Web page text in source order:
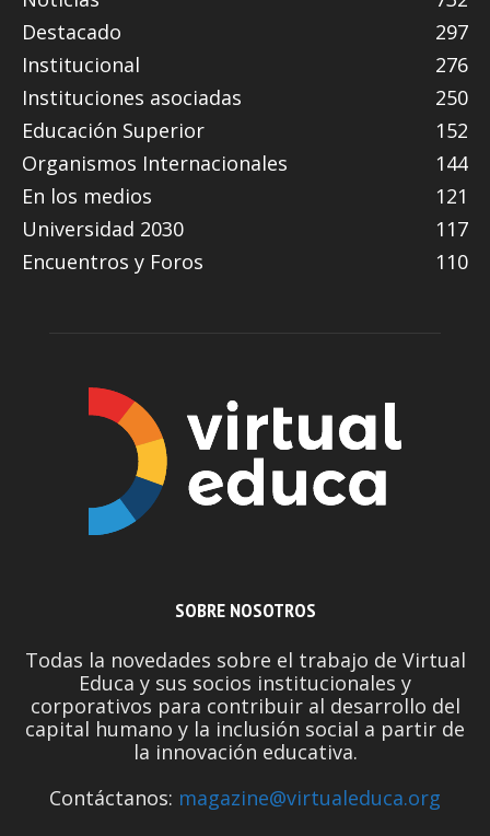
Destacado
297
Institucional
276
Instituciones asociadas
250
Educación Superior
152
Organismos Internacionales
144
En los medios
121
Universidad 2030
117
Encuentros y Foros
110
SOBRE NOSOTROS
Todas la novedades sobre el trabajo de Virtual
Educa y sus socios institucionales y
corporativos para contribuir al desarrollo del
capital humano y la inclusión social a partir de
la innovación educativa.
Contáctanos: magazine@virtualeduca.org